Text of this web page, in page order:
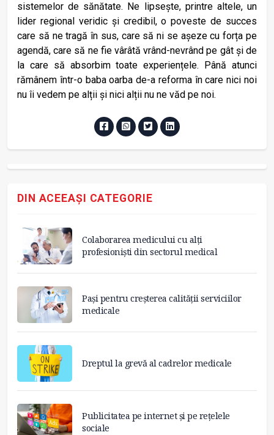
sistemelor de sănătate. Ne lipsește, printre altele, un
lider regional veridic și credibil, o poveste de succes
care să ne tragă în sus, care să ni se așeze cu forța pe
agendă, care să ne fie vârâtă vrând-nevrând pe gât și de
la care să absorbim toate experiențele. Până atunci
rămânem într-o baba oarba de-a reforma în care nici noi
nu îi vedem pe alții și nici alții nu ne văd pe noi.
DIN ACEEAȘI CATEGORIE
Colaborarea medicului cu alți
profesioniști din sectorul medical
Pași pentru creșterea calității serviciilor
medicale
Dreptul la grevă al cadrelor medicale
Publicitatea pe internet și pe rețelele
sociale